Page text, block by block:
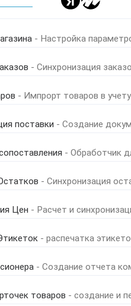
- Настройка
- Синхронизация
- Импрорт товаров в
поставки - Создание
- Обработчик
- Синхронизация
Цен - Расчет и
- распечатка
- Создание отчета
товаров - создание и